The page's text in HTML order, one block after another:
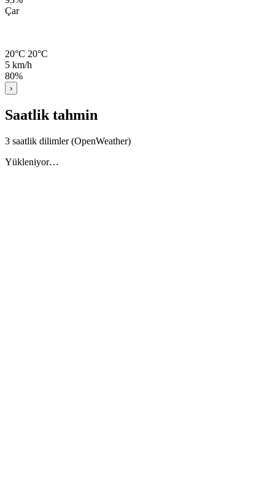
Çar
20°C 20°C
5 km/h
80%
›
Saatlik tahmin
3 saatlik dilimler (OpenWeather)
Yükleniyor…